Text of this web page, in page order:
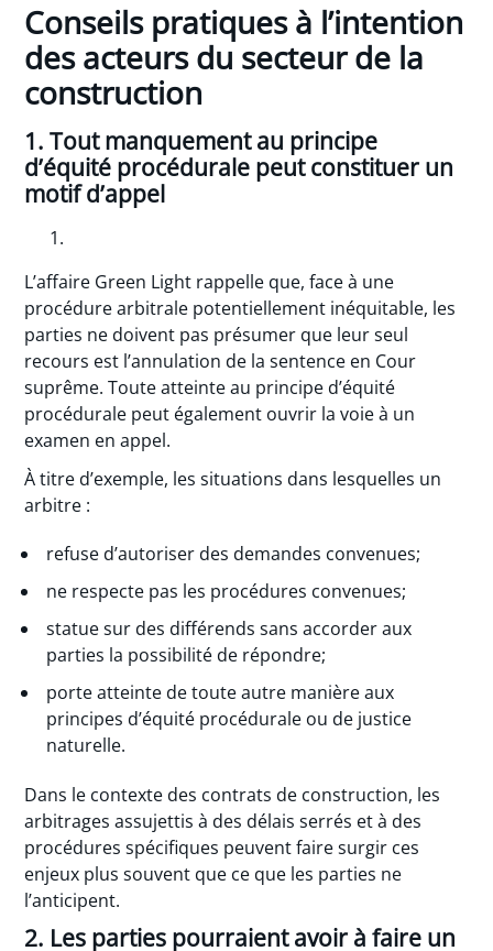
Conseils pratiques à l’intention
des acteurs du secteur de la
construction
1. Tout manquement au principe
d’équité procédurale peut constituer un
motif d’appel
L’affaire Green Light rappelle que, face à une
procédure arbitrale potentiellement inéquitable, les
parties ne doivent pas présumer que leur seul
recours est l’annulation de la sentence en Cour
suprême. Toute atteinte au principe d’équité
procédurale peut également ouvrir la voie à un
examen en appel.
À titre d’exemple, les situations dans lesquelles un
arbitre :
refuse d’autoriser des demandes convenues;
ne respecte pas les procédures convenues;
statue sur des différends sans accorder aux
parties la possibilité de répondre;
porte atteinte de toute autre manière aux
principes d’équité procédurale ou de justice
naturelle.
Dans le contexte des contrats de construction, les
arbitrages assujettis à des délais serrés et à des
procédures spécifiques peuvent faire surgir ces
enjeux plus souvent que ce que les parties ne
l’anticipent.
2. Les parties pourraient avoir à faire un